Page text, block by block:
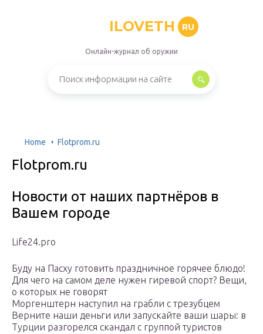
ILOVETH RU
Онлайн-журнал об оружии
Home Flotprom.ru
Flotprom.ru
Новости от наших партнёров в
Вашем городе
Life24.pro
Буду на Пасху готовить праздничное горячее блюдо!
Для чего на самом деле нужен гиревой спорт? Вещи,
о которых не говорят
Моргенштерн наступил на грабли с трезубцем
Верните наши деньги или запускайте ваши шары: в
Турции разгорелся скандал с группой туристов